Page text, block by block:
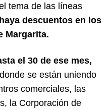
tema de las líneas
descuentos en los
Margarita.
el 30 de ese mes,
donde se están uniendo
comerciales, las
la Corporación de